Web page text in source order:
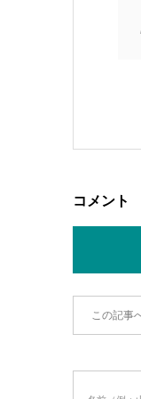
コメント
この記事